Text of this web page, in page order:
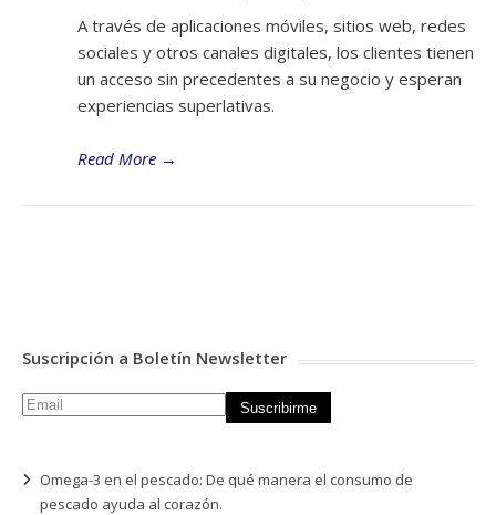
A través de aplicaciones móviles, sitios web, redes
sociales y otros canales digitales, los clientes tienen
un acceso sin precedentes a su negocio y esperan
experiencias superlativas.
Read More →
Suscripción a Boletín Newsletter
Omega-3 en el pescado: De qué manera el consumo de
pescado ayuda al corazón.